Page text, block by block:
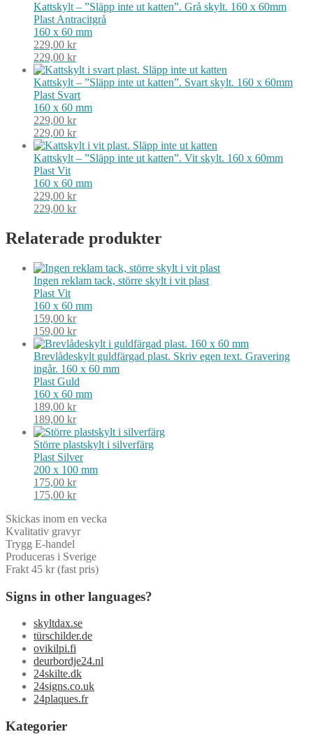
Kattskylt – ”Släpp inte ut katten”. Grå skylt. 160 x 60mm
Plast Antracitgrå
160 x 60 mm
229,00 kr
229,00 kr
Kattskylt – ”Släpp inte ut katten”. Svart skylt. 160 x 60mm
Plast Svart
160 x 60 mm
229,00 kr
229,00 kr
Kattskylt – ”Släpp inte ut katten”. Vit skylt. 160 x 60mm
Plast Vit
160 x 60 mm
229,00 kr
229,00 kr
Relaterade produkter
Ingen reklam tack, större skylt i vit plast
Plast Vit
160 x 60 mm
159,00 kr
159,00 kr
Brevlådeskylt guldfärgad plast. Skriv egen text. Gravering
ingår. 160 x 60 mm
Plast Guld
160 x 60 mm
189,00 kr
189,00 kr
Större plastskylt i silverfärg
Plast Silver
200 x 100 mm
175,00 kr
175,00 kr
Skickas inom en vecka
Kvalitativ gravyr
Trygg E-handel
Produceras i Sverige
Frakt 45 kr (fast pris)
Signs in other languages?
skyltdax.se
türschilder.de
ovikilpi.fi
deurbordje24.nl
24skilte.dk
24signs.co.uk
24plaques.fr
Kategorier